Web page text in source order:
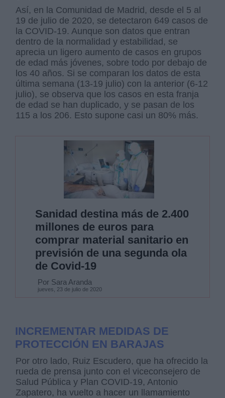
Así, en la Comunidad de Madrid, desde el 5 al
19 de julio de 2020, se detectaron 649 casos de
la COVID-19. Aunque son datos que entran
dentro de la normalidad y estabilidad, se
aprecia un ligero aumento de casos en grupos
de edad más jóvenes, sobre todo por debajo de
los 40 años. Si se comparan los datos de esta
última semana (13-19 julio) con la anterior (6-12
julio), se observa que los casos en esta franja
de edad se han duplicado, y se pasan de los
115 a los 206. Esto supone casi un 80% más.
Sanidad destina más de 2.400
millones de euros para
comprar material sanitario en
previsión de una segunda ola
de Covid-19
Por Sara Aranda
jueves, 23 de julio de 2020
INCREMENTAR MEDIDAS DE
PROTECCIÓN EN BARAJAS
Por otro lado, Ruiz Escudero, que ha ofrecido la
rueda de prensa junto con el viceconsejero de
Salud Pública y Plan COVID-19, Antonio
Zapatero, ha vuelto a hacer un llamamiento